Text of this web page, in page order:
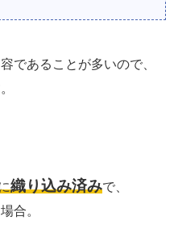
であることが多いので、
織り込み済みで、
合。